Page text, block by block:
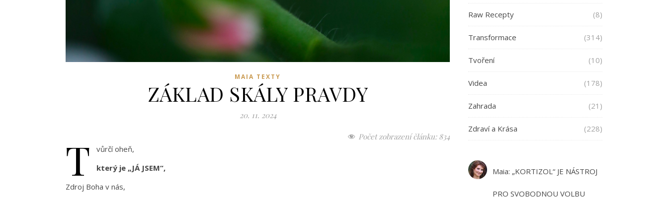
MAIA TEXTY
ZÁKLAD SKÁLY PRAVDY
20. 11. 2024
Počet zobrazení článku: 834
T
vůrčí oheň,
který je „JÁ JSEM“,
Zdroj Boha v nás,
Raw Recepty (8)
Transformace (314)
Tvoření (10)
Videa (178)
Zahrada (21)
Zdraví a Krása (228)
Maia: „KORTIZOL“ JE NÁSTROJ
PRO SVOBODNOU VOLBU